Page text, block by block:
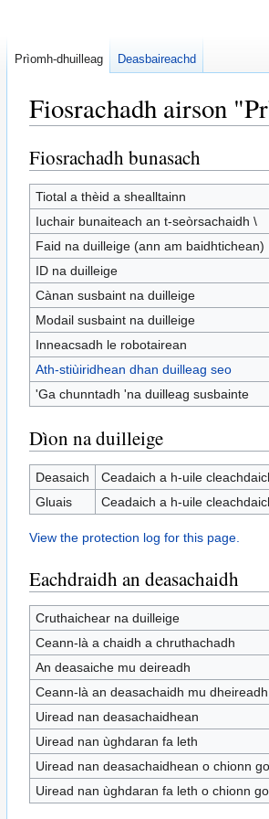
Fiosrachadh airson
Jump
to
navigation
Jump
to
search
Fiosrachadh bunasach
Tiotal a thèid a shealltainn
Iuchair bunaiteach an t-seòrsachaidh \
Faid na duilleige (ann am baidhtichean)
ID na duilleige
Cànan susbaint na duilleige
Modail susbaint na duilleige
Inneacsadh le robotairean
Ath-stiùiridhean dhan duilleag seo
'Ga chunntadh 'na duilleag susbainte
Dìon na duilleige
Deasaich
Ceadaich a h-uile
Gluais
Ceadaich a h-uile
View the protection log for this page.
Eachdraidh an deasachaidh
Cruthaichear na duilleige
Ceann-là a chaidh a chruthachadh
An deasaiche mu deireadh
Ceann-là an deasachaidh mu dheireadh
Uiread nan deasachaidhean
Uiread nan ùghdaran fa leth
Uiread nan deasachaidhean o chionn
Uiread nan ùghdaran fa leth o chionn
Prìomh-dhuilleag Deasbaireachd